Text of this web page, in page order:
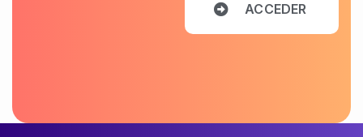
ACCEDER